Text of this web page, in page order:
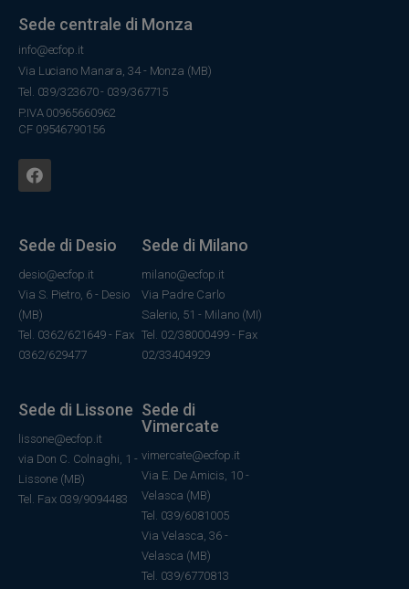
Sede centrale di Monza
info@ecfop.it
Via Luciano Manara, 34 - Monza (MB)
Tel. 039/323670 - 039/367715
P.IVA 00965660962
CF 09546790156
Sede di Desio
desio@ecfop.it
Via S. Pietro, 6 - Desio
(MB)
Tel. 0362/621649 - Fax
0362/629477
Sede di Lissone
lissone@ecfop.it
via Don C. Colnaghi, 1 -
Lissone (MB)
Tel. Fax 039/9094483
Sede di Milano
milano@ecfop.it
Via Padre Carlo
Salerio, 51 - Milano (MI)
Tel. 02/38000499 - Fax
02/33404929
Sede di
Vimercate
vimercate@ecfop.it
Via E. De Amicis, 10 -
Velasca (MB)
Tel. 039/6081005
Via Velasca, 36 -
Velasca (MB)
Tel. 039/6770813